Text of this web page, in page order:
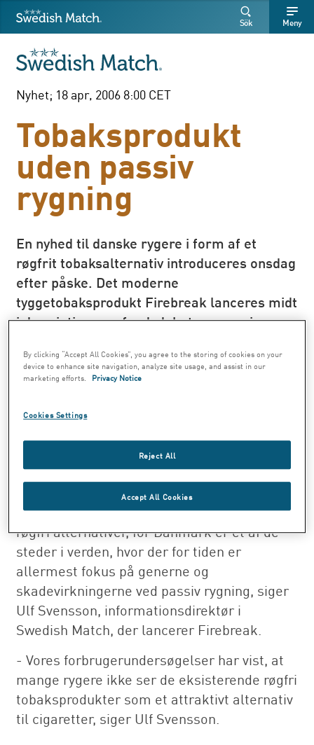
Sök
Fritext
Fritext SÖK
Swedish Match Meny
Sök
Nyhet; 18 apr, 2006 8:00 CET
Tobaksprodukt
uden passiv
rygning
En nyhed til danske rygere i form af et
røgfrit tobaksalternativ introduceres onsdag
efter påske. Det moderne
tyggetobaksprodukt Firebreak lanceres midt
i den vigtige samfundsdebat om passiv
gør det muligt at nyde tobakken uden at
genere omgivelserne.
Firebreak præsenterer det gamle fænomen
to år i handelen i Japan er Firebreak netop blevet
lanceret i Sverige, og fra onsdag tilbydes også
danske rygere Firebreak.
- Særligt i Danmark er der efterspørgsel på
røgfri alternativer, for Danmark er et af de
steder i verden, hvor der for tiden er
allermest fokus på generne og
skadevirkningerne ved passiv rygning, siger
Ulf Svensson, informationsdirektør i
Swedish Match, der lancerer Firebreak.
- Vores forbrugerundersøgelser har vist, at
mange rygere ikke ser de eksisterende røgfri
tobaksprodukter som et attraktivt alternativ
til cigaretter, siger Ulf Svensson.
By clicking “Accept All Cookies”, you agree to the storing of cookies on your
device to enhance site navigation, analyze site usage, and assist in our
marketing efforts. Privacy Notice
Cookies Settings
Reject All
Accept All Cookies